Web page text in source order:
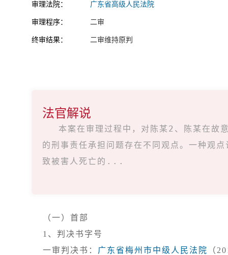
审理法院： 广东省高级人民法院
审理程序： 二审
终审结果： 二审维持原判
法官解说
本案在审理过程中，对陈某2、陈某在故
的刑事责任承担问题存在不同观点。一种观
致被害人死亡的...
（一）首部
1、判决书字号
一审判决书： 广东省梅州市中级人民法院
（